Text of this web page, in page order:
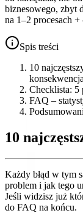
biznesowego, zbyt
na 1–2 procesach
Spis treści
10
Checklista: 5
FAQ –
10
Każdy błąd w tym
problem i jak tego
Jeśli widzisz już
do FAQ na końcu.